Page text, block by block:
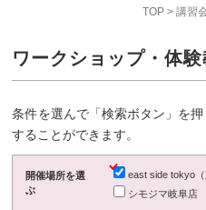
TOP> 講習
ワークショップ・体
条件を選んで「検索ボタン」を
することができます。
開催場所を選
ぶ
east side tokyo（
シモジマ岐阜店